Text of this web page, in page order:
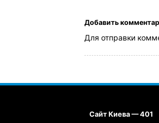
Добавить
Для отправки
Сайт Киева — 401